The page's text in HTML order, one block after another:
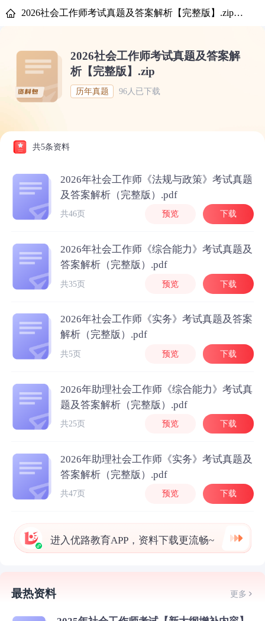
2026社会工作师考试真题及答案解析【完整版】.zip-优路教育
2026社会工作师考试真题及答案解
析【完整版】.zip
历年真题 96人已下载
共5条资料
2026年社会工作师《法规与政策》考试真题
及答案解析（完整版）.pdf
共46页 预览 下载
2026年社会工作师《综合能力》考试真题及
答案解析（完整版）.pdf
共35页 预览 下载
2026年社会工作师《实务》考试真题及答案
解析（完整版）.pdf
共5页 预览 下载
2026年助理社会工作师《综合能力》考试真
题及答案解析（完整版）.pdf
共25页 预览 下载
2026年助理社会工作师《实务》考试真题及
答案解析（完整版）.pdf
共47页 预览 下载
进入优路教育APP，资料下载更流畅~
最热资料 更多